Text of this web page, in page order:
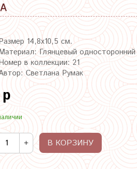
14,8х10,5 см.
Глянцевый односторонний
в коллекции: 21
Светлана Румак
В КОРЗИНУ